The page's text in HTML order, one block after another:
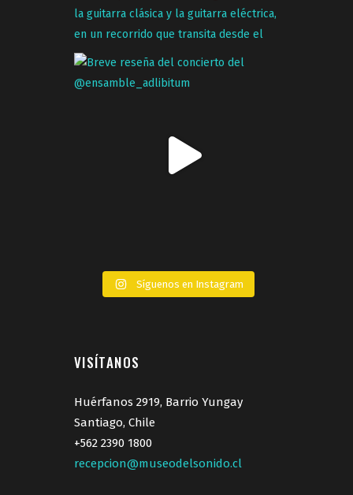
Síguenos en Instagram
VISÍTANOS
Huérfanos 2919, Barrio Yungay
Santiago, Chile
+562 2390 1800
recepcion@museodelsonido.cl